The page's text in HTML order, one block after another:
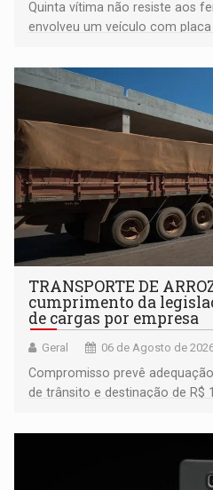
Quinta vítima não resiste aos
envolveu um veículo com
TRANSPORTE DE
cumprimento da
de cargas por empresa
Geral 06 de Agosto de
Compromisso prevê
de trânsito e destinação de R$